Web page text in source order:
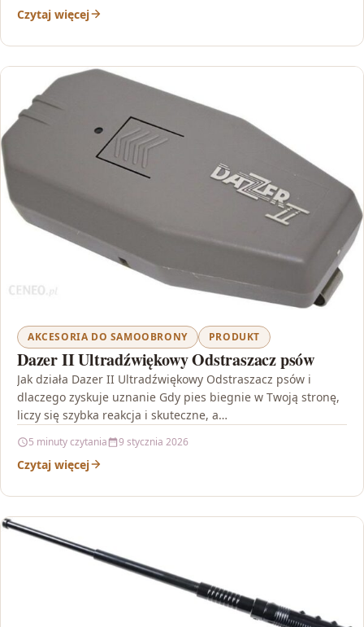
Czytaj więcej
AKCESORIA DO SAMOOBRONY PRODUKT
Dazer II Ultradźwiękowy Odstraszacz psów
Jak działa Dazer II Ultradźwiękowy Odstraszacz psów i
dlaczego zyskuje uznanie Gdy pies biegnie w Twoją stronę,
liczy się szybka reakcja i skuteczne, a…
5 minuty czytania 9 stycznia 2026
Czytaj więcej